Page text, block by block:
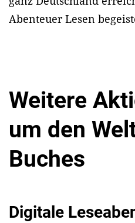
Abenteuer Lesen
Weitere
um den
Buches
Digitale